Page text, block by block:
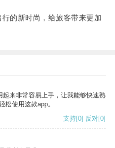
的新时尚，给旅客带来更加
来非常容易上手，让我能够快速熟
松使用这款app。
支持[0] 反对[0]